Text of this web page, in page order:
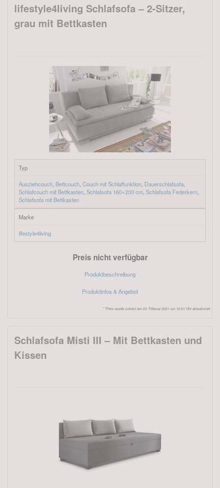
lifestyle4living Schlafsofa – 2-Sitzer,
grau mit Bettkasten
Typ
Ausziehcouch Bettcouch Couch mit Schlaffunktion Dauerschlafsofa
Schlafcouch mit Bettkasten Schlafsofa 160×200 cm Schlafsofa Federkern
Schlafsofa mit Bettkasten
Marke
lifestyle4living
Preis nicht verfügbar
Produktbeschreibung
Produktinfos & Angebot
* Preis wurde zuletzt am 23. Februar 2021 um 12:01 Uhr aktualisiert
Schlafsofa Misti III – Mit Bettkasten und
Kissen